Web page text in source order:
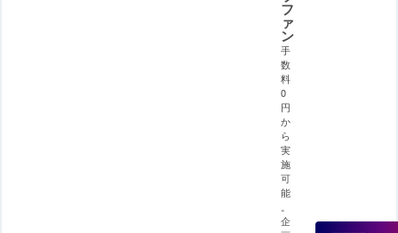
フ
ァ
ン
手
数
料
0
円
か
ら
実
施
可
能
。
企